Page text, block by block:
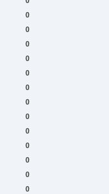
0
0
0
0
0
0
0
0
0
0
0
0
0